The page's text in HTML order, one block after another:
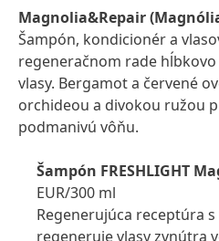
Magnolia&Repair
Šampón, kondicionér a
regeneračnom rade
vlasy. Bergamot a červené
orchideou a divokou ružou
podmanivú vôňu.
Šampón FRESHLIGHT
EUR/300 ml
Regenerujúca receptúra
regeneruje vlasy zvnútra